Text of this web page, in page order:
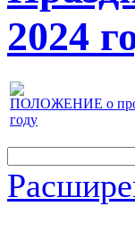
2024
ПОЛОЖЕНИЕ о
году